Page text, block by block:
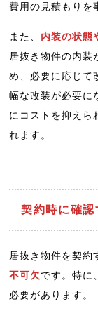
費用の見積もりを
また、 内装の状態
居抜き物件の内装
め、必要に応じて
幅な改装が必要に
にコストを抑えら
れます。
契約時に確認
居抜き物件を契約
不可欠です。特に
必要があります。